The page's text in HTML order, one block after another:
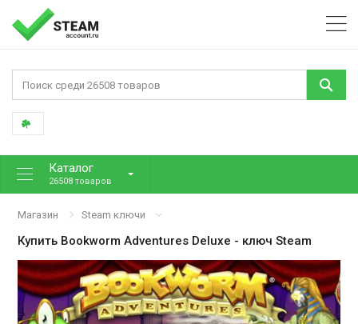
Каталог
26508 товаров
Магазин Steam ключи
Купить Bookworm Adventures Deluxe - ключ Steam